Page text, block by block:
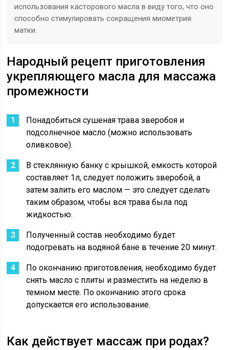
использования касторового масла в виду того, что оно
способно стимулировать сокращения миометрия
матки.
Народный рецепт приготовления
укрепляющего масла для массажа
промежности
Понадобиться сушеная трава зверобоя и
подсолнечное масло (можно использовать
оливковое).
В стеклянную банку с крышкой, емкость которой
составляет 1л, следует положить зверобой, а
затем залить его маслом — это следует сделать
таким образом, чтобы вся трава была под
жидкостью.
Полученный состав необходимо будет
подогревать на водяной бане в течение 20 минут.
По окончанию приготовления, необходимо будет
снять масло с плиты и разместить на неделю в
темном месте. По окончанию этого срока
допускается его использование.
Как действует массаж при родах?